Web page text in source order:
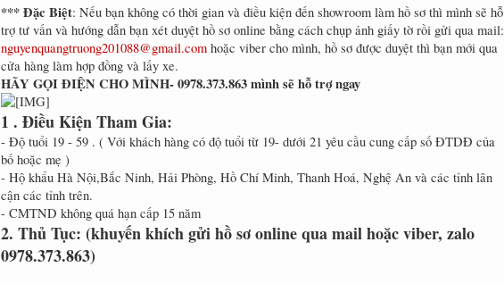
*** Đặc Biệt: Nếu bạn không có thời gian và điều kiện đến showroom làm hồ sơ thì mình sẽ hỗ
trợ tư vấn và hướng dẫn bạn xét duyệt hồ sơ online bằng cách chụp ảnh giấy tờ rồi gửi qua mail:
nguyenquangtruong201088@gmail.com hoặc viber cho mình, hồ sơ được duyệt thì bạn mới qua
cửa hàng làm hợp đồng và lấy xe.
HÃY GỌI ĐIỆN CHO MÌNH- 0978.373.863 mình sẽ hỗ trợ ngay
1 . Điều Kiện Tham Gia:
- Độ tuổi 19 - 59 . ( Với khách hàng có độ tuổi từ 19- dưới 21 yêu cầu cung cấp số ĐTDĐ của
bố hoặc mẹ )
- Hộ khẩu Hà Nội,Bắc Ninh, Hải Phòng, Hồ Chí Minh, Thanh Hoá, Nghệ An và các tỉnh lân
cận các tỉnh trên.
- CMTND không quá hạn cấp 15 năm
2. Thủ Tục: (khuyến khích gửi hồ sơ online qua mail hoặc viber, zalo
0978.373.863)